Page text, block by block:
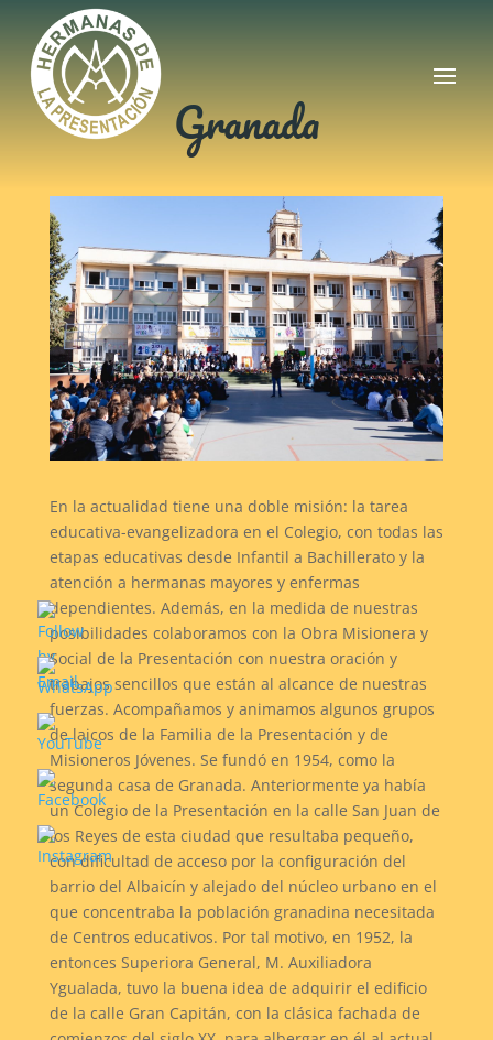
Granada
En la actualidad tiene una doble misión: la tarea
educativa-evangelizadora en el Colegio, con todas las
etapas educativas desde Infantil a Bachillerato y la
atención a hermanas mayores y enfermas
dependientes. Además, en la medida de nuestras
posibilidades colaboramos con la Obra Misionera y
Social de la Presentación con nuestra oración y
trabajos sencillos que están al alcance de nuestras
fuerzas. Acompañamos y animamos algunos grupos
de laicos de la Familia de la Presentación y de
Misioneros Jóvenes. Se fundó en 1954, como la
segunda casa de Granada. Anteriormente ya había
un Colegio de la Presentación en la calle San Juan de
los Reyes de esta ciudad que resultaba pequeño,
con dificultad de acceso por la configuración del
barrio del Albaicín y alejado del núcleo urbano en el
que concentraba la población granadina necesitada
de Centros educativos. Por tal motivo, en 1952, la
entonces Superiora General, M. Auxiliadora
Ygualada, tuvo la buena idea de adquirir el edificio
de la calle Gran Capitán, con la clásica fachada de